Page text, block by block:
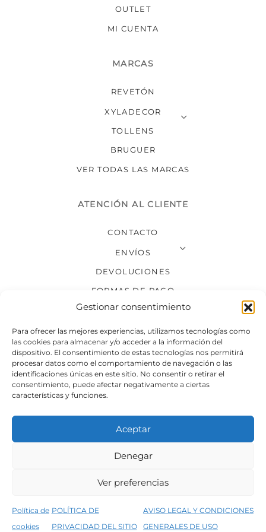
Gestionar consentimiento
Para ofrecer las mejores experiencias, utilizamos tecnologías como
las cookies para almacenar y/o acceder a la información del
dispositivo. El consentimiento de estas tecnologías nos permitirá
procesar datos como el comportamiento de navegación o las
identificaciones únicas en este sitio. No consentir o retirar el
consentimiento, puede afectar negativamente a ciertas
características y funciones.
Aceptar
Denegar
Ver preferencias
Política de
cookies
POLÍTICA DE
PRIVACIDAD DEL SITIO
AVISO LEGAL Y CONDICIONES
GENERALES DE USO
producto
OUTLET
MI CUENTA
MARCAS
REVETÓN
XYLADECOR
TOLLENS
BRUGUER
VER TODAS LAS MARCAS
ATENCIÓN AL CLIENTE
CONTACTO
ENVÍOS
DEVOLUCIONES
FORMAS DE PAGO
SÍGUENOS
Condiciones generales de venta
Política de privacidad del sitio web